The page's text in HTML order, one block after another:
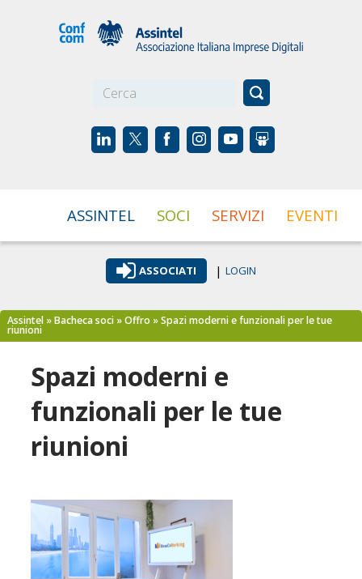
ASSINTEL SOCI SERVIZI EVENTI
ASSOCIATI | LOGIN
Assintel »Bacheca soci »Offro » Spazi moderni e funzionali per le tue
riunioni
Spazi moderni e
funzionali per le tue
riunioni